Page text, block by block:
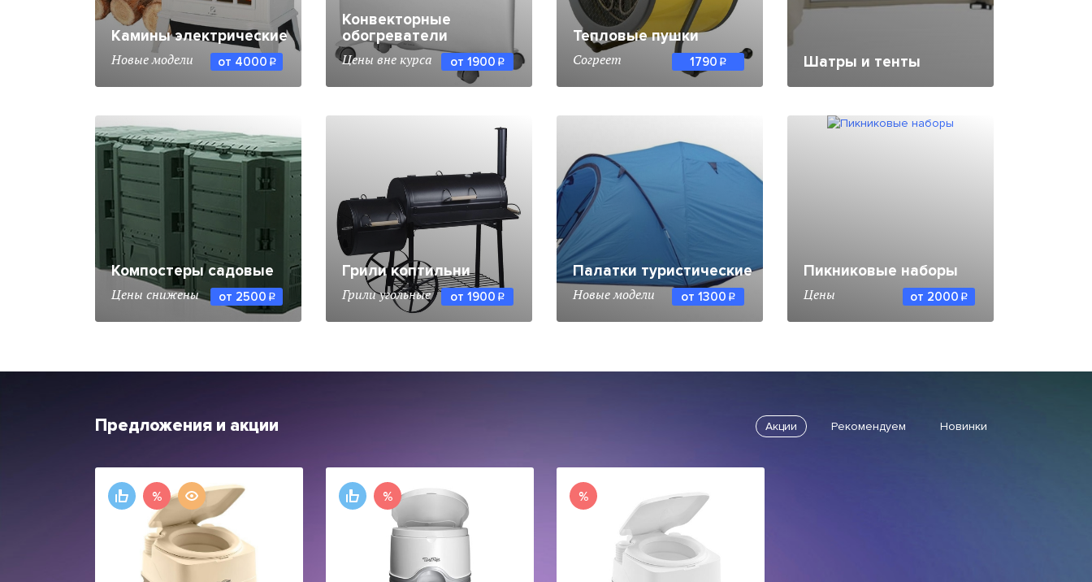
Шатры и тенты
Камины электрические
Новые модели от 4000 q
Конвекторные
обогреватели
Цены вне курса от 1900 q
Тепловые пушки
Согреет 1790 q
Компостеры садовые
Цены снижены от 2500 q
Грили коптильни
Грили угольные от 1900 q
Палатки туристические
Новые модели от 1300 q
Пикниковые наборы
Цены от 2000 q
Предложения и акции Акции Рекомендуем Новинки